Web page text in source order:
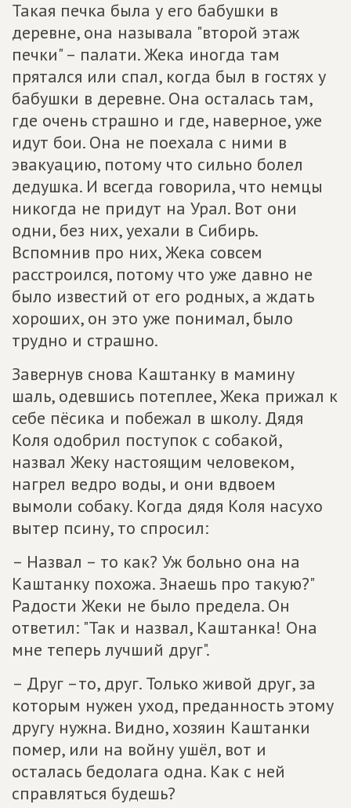
Такая печка была у его бабушки в
деревне, она называла "второй этаж
печки" – палати. Жека иногда там
прятался или спал, когда был в гостях у
бабушки в деревне. Она осталась там,
где очень страшно и где, наверное, уже
идут бои. Она не поехала с ними в
эвакуацию, потому что сильно болел
дедушка. И всегда говорила, что немцы
никогда не придут на Урал. Вот они
одни, без них, уехали в Сибирь.
Вспомнив про них, Жека совсем
расстроился, потому что уже давно не
было известий от его родных, а ждать
хороших, он это уже понимал, было
трудно и страшно.
Завернув снова Каштанку в мамину
шаль, одевшись потеплее, Жека прижал к
себе пёсика и побежал в школу. Дядя
Коля одобрил поступок с собакой,
назвал Жеку настоящим человеком,
нагрел ведро воды, и они вдвоем
вымоли собаку. Когда дядя Коля насухо
вытер псину, то спросил:
– Назвал – то как? Уж больно она на
Каштанку похожа. Знаешь про такую?"
Радости Жеки не было предела. Он
ответил: "Так и назвал, Каштанка! Она
мне теперь лучший друг".
– Друг –то, друг. Только живой друг, за
которым нужен уход, преданность этому
другу нужна. Видно, хозяин Каштанки
помер, или на войну ушёл, вот и
осталась бедолага одна. Как с ней
справляться будешь?